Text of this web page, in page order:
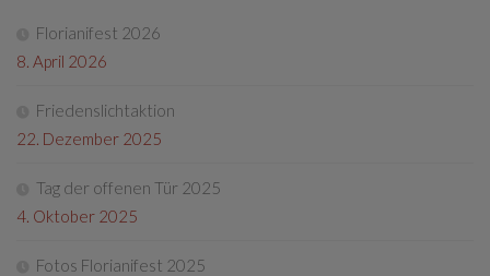
Florianifest 2026
8. April 2026
Friedenslichtaktion
22. Dezember 2025
Tag der offenen Tür 2025
4. Oktober 2025
Fotos Florianifest 2025